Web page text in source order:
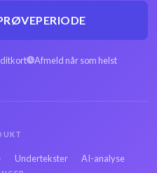
Spansk GSM til tekst
Afmeld når som helst
Undertekster AI-analyse